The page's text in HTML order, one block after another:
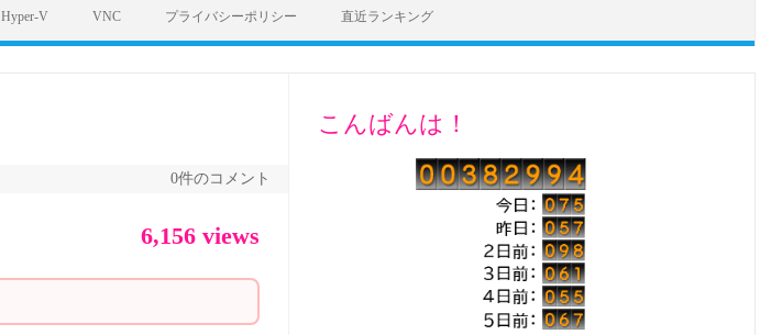
Hyper-V VNC プライバシーポリシー 直近ランキング
0件のコメント
6,156 views
こんばんは！